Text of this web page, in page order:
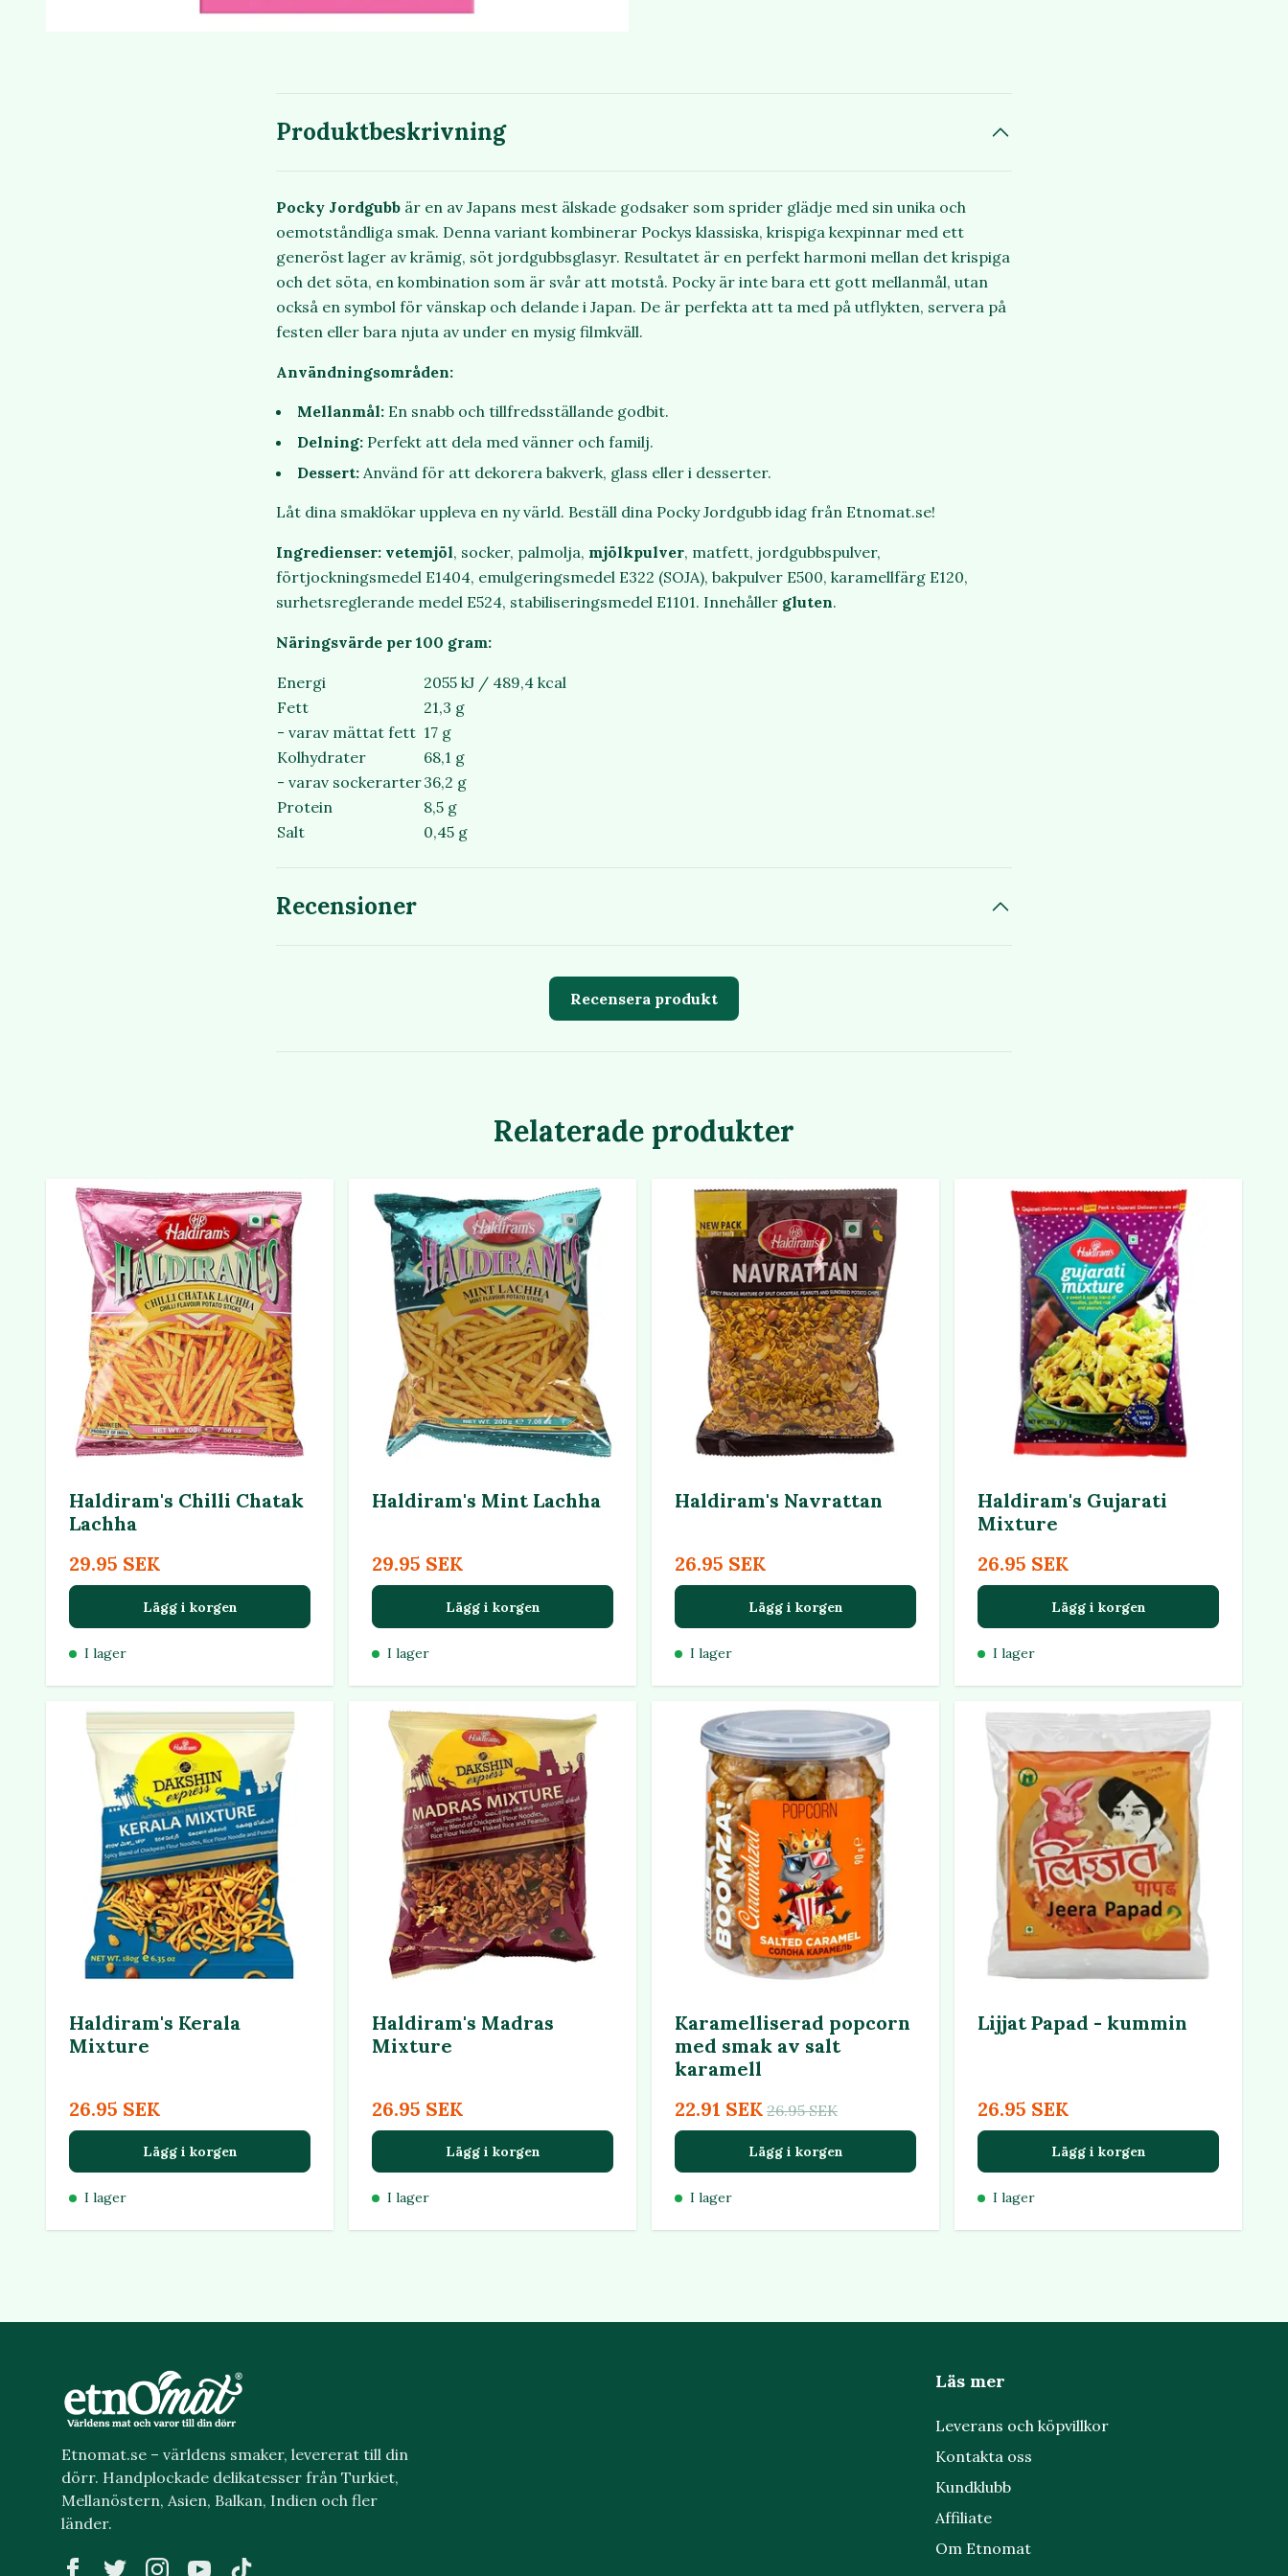
Produktbeskrivning
Pocky Jordgubb är en av Japans mest älskade godsaker som sprider glädje med sin unika och
oemotståndliga smak. Denna variant kombinerar Pockys klassiska, krispiga kexpinnar med ett
generöst lager av krämig, söt jordgubbsglasyr. Resultatet är en perfekt harmoni mellan det krispiga
och det söta, en kombination som är svår att motstå. Pocky är inte bara ett gott mellanmål, utan
också en symbol för vänskap och delande i Japan. De är perfekta att ta med på utflykten, servera på
festen eller bara njuta av under en mysig filmkväll.
Användningsområden:
Mellanmål: En snabb och tillfredsställande godbit.
Delning: Perfekt att dela med vänner och familj.
Dessert: Använd för att dekorera bakverk, glass eller i desserter.
Låt dina smaklökar uppleva en ny värld. Beställ dina Pocky Jordgubb idag från Etnomat.se!
Ingredienser: vetemjöl, socker, palmolja, mjölkpulver, matfett, jordgubbspulver,
förtjockningsmedel E1404, emulgeringsmedel E322 (SOJA), bakpulver E500, karamellfärg E120,
surhetsreglerande medel E524, stabiliseringsmedel E1101. Innehåller gluten.
Näringsvärde per 100 gram:
Energi
2055 kJ / 489,4 kcal
Fett
21,3 g
- varav mättat fett 17 g
Kolhydrater
68,1 g
- varav sockerarter36,2 g
Protein
8,5 g
Salt
0,45 g
Recensioner
Recensera produkt
Relaterade produkter
Haldiram's Chilli Chatak
Lachha
29.95 SEK
Lägg i korgen
I lager
Haldiram's Mint Lachha
29.95 SEK
Lägg i korgen
I lager
Haldiram's Navrattan
26.95 SEK
Lägg i korgen
I lager
Haldiram's Gujarati
Mixture
26.95 SEK
Lägg i korgen
I lager
Haldiram's Kerala
Mixture
26.95 SEK
Lägg i korgen
I lager
Haldiram's Madras
Mixture
26.95 SEK
Lägg i korgen
I lager
Karamelliserad popcorn
med smak av salt
karamell
22.91 SEK 26.95 SEK
Lägg i korgen
I lager
Lijjat Papad - kummin
26.95 SEK
Lägg i korgen
I lager
Etnomat.se – världens smaker, levererat till din
dörr. Handplockade delikatesser från Turkiet,
Mellanöstern, Asien, Balkan, Indien och fler
länder.
Läs mer
Leverans och köpvillkor
Kontakta oss
Kundklubb
Affiliate
Om Etnomat